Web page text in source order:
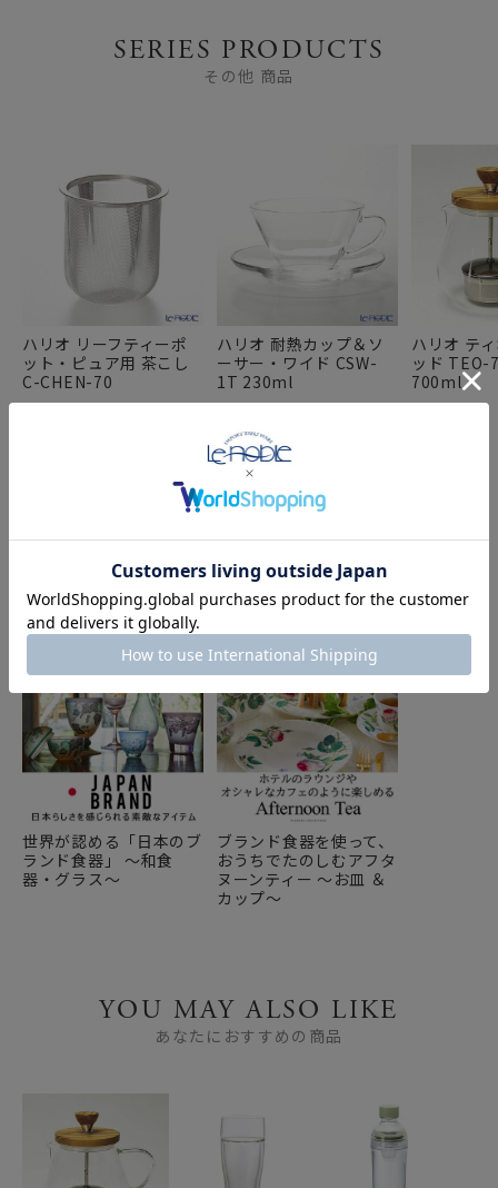
SERIES PRODUCTS
その他 商品
ハリオ リーフティーポ
ット・ピュア用 茶こし
C-CHEN-70
ハリオ 耐熱カップ＆ソ
ーサー・ワイド CSW-
1T 230ml
ハリオ テ
ッド TEO-
700ml
FEATURE
特集
世界が認める「日本のブ
ランド食器」 ～和食
器・グラス～
ブランド食器を使って、
おうちでたのしむアフタ
ヌーンティー ～お皿 ＆
カップ～
YOU MAY ALSO LIKE
あなたにおすすめの商品